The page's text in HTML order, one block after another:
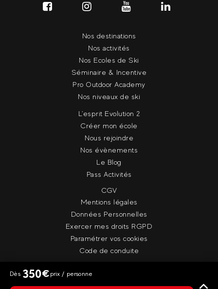
Dès 350€ prix / personne
Nos destinations
Nos activités
Nos Ecoles de Ski
Séminaire & Incentive
Pro Outdoor Academy
Nos niveaux de ski
L'esprit Evolution 2
Créer mon école
Nous rejoindre
Nos évènements
Le Blog
Pass Activités
CGV
Mentions légales
Données Personnelles
Exercer mes droits RGPD
Paramétrer vos cookies
Code de conduite